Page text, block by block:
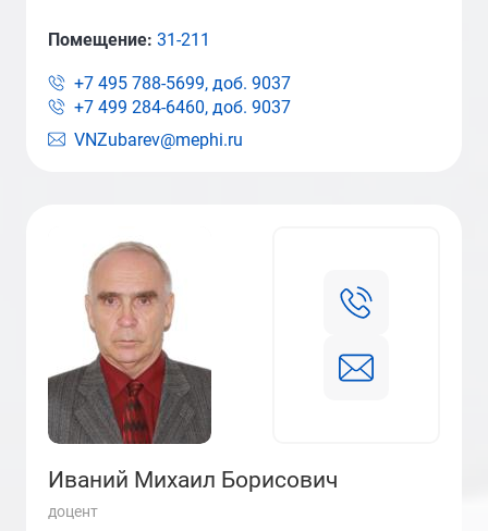
VNZubarev@mephi.ru
Помещение: 31-211
+7 495 788-5699, доб. 9037
+7 499 284-6460, доб. 9037
Иваний Михаил Борисович
доцент